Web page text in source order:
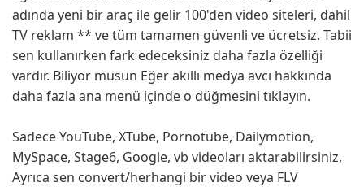
adında yeni bir araç ile gelir 100'den video siteleri, dahil
TV reklam ** ve tüm tamamen güvenli ve ücretsiz. Tabii
sen kullanırken fark edeceksiniz daha fazla özelliği
vardır. Biliyor musun Eğer akıllı medya avcı hakkında
daha fazla ana menü içinde o düğmesini tıklayın.
Sadece YouTube, XTube, Pornotube, Dailymotion,
MySpace, Stage6, Google, vb videoları aktarabilirsiniz,
Ayrıca sen convert/herhangi bir video veya FLV